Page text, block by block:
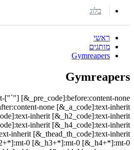
בלוג
ראשי
מותגים
Gymreapers
Gymreapers
["`"] [&_pre_code]:before:content-none
none [&_a_code]:text-inherit
inherit [&_h2_code]:text-inherit
inherit [&_h4_code]:text-inherit
inherit [&_thead_th_code]:text-inherit
0 [&_h3+*]:mt-0 [&_h4+*]:mt-0